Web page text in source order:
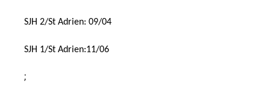
SJH 2/St Adrien: 09/04
SJH 1/St Adrien:11/06
;